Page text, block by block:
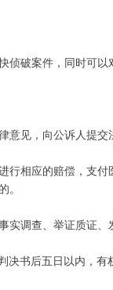
侦破案件，同时可以
意见，向公诉人提交
行相应的赔偿，支付
。
实调查、举证质证、
决书后五日以内，有